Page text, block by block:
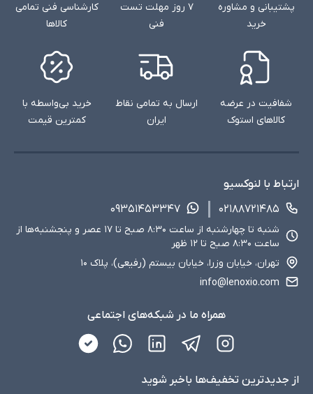
پشتیبانی و مشاوره
خرید
۷ روز مهلت تست
فنی
کارشناسی فنی تمامی
کالاها
شفافیت در عرضه
کالاهای استوک
ارسال به تمامی نقاط
ایران
خرید بی‌واسطه با
کمترین قیمت
ارتباط با لنوکسیو
۰۲۱۸۸۷۲۱۴۸۵
۰۹۳۵۱۴۵۳۳۴۷
شنبه تا چهارشنبه از ساعت ۸:۳۰ صبح تا ۱۷ عصر و پنجشنبه‌ها از
ساعت ۸:۳۰ صبح تا ۱۲ ظهر
تهران، خیابان وزرا، خیابان بیستم (رفیعی)، پلاک ۱۰
info@lenoxio.com
همراه ما در شبکه‌های اجتماعی
از جدید‌ترین تخفیف‌ها با‌خبر شوید